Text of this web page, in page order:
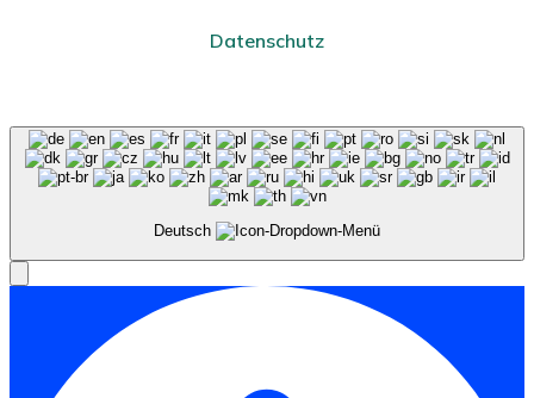
Datenschutz
Deutsch